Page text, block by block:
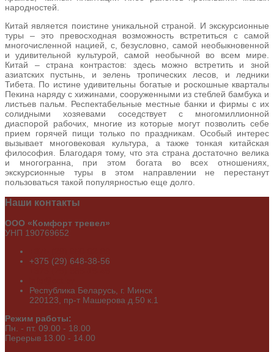
народностей.
Китай является поистине уникальной страной. И экскурсионные
туры – это превосходная возможность встретиться с самой
многочисленной нацией, с, безусловно, самой необыкновенной
и удивительной культурой, самой необычной во всем мире.
Китай – страна контрастов: здесь можно встретить и зной
азиатских пустынь, и зелень тропических лесов, и ледники
Тибета. По истине удивительны богатые и роскошные кварталы
Пекина наряду с хижинами, сооруженными из стеблей бамбука и
листьев пальм. Респектабельные местные банки и фирмы с их
солидными хозяевами соседствует с многомиллионной
диаспорой рабочих, многие из которые могут позволить себе
прием горячей пищи только по праздникам. Особый интерес
вызывает многовековая культура, а также тонкая китайская
философия. Благодаря тому, что эта страна достаточно велика
и многогранна, при этом богата во всех отношениях,
экскурсионные туры в этом направлении не перестанут
пользоваться такой популярностью еще долго.
Наши контакты
ООО «Комфорт тревел»
УНП 190769652
+375 (29) 648-38-56
Республика Беларусь, г. Минск
220123, пр-т Машерова д.50 к.1
Режим работы:
Пн. - пт. 09.00 - 18.00
Перерыв 13.00 - 14.00